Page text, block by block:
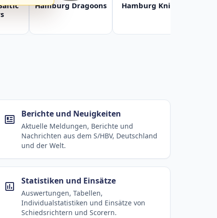
Hamburg Dragoons Hamburg Knights
Berichte und Neuigkeiten
Aktuelle Meldungen, Berichte und
Nachrichten aus dem S/HBV, Deutschland
und der Welt.
Statistiken und Einsätze
Auswertungen, Tabellen,
Individualstatistiken und Einsätze von
Schiedsrichtern und Scorern.